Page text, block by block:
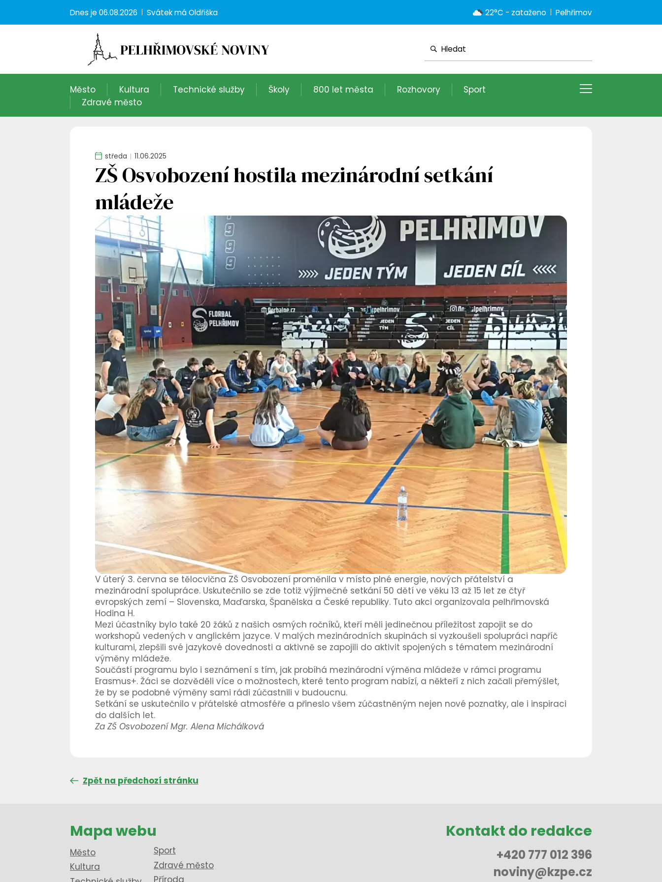
Dnes je 06.08.2026 Svátek máOldřiška 22°C - zataženo Pelhřimov
Město Kultura Technické služby Školy 800 let města Rozhovory
Sport
Zdravé město
středa 11.06.2025
ZŠ Osvobození hostila mezinárodní setkání
mládeže
V úterý 3. června se tělocvična ZŠ Osvobození proměnila v místo plné energie, nových přátelství a
mezinárodní spolupráce. Uskutečnilo se zde totiž výjimečné setkání 50 dětí ve věku 13 až 15 let ze čtyř
evropských zemí – Slovenska, Maďarska, Španělska a České republiky. Tuto akci organizovala pelhřimovská
Hodina H.
Mezi účastníky bylo také 20 žáků z našich osmých ročníků, kteří měli jedinečnou příležitost zapojit se do
workshopů vedených v anglickém jazyce. V malých mezinárodních skupinách si vyzkoušeli spolupráci napříč
kulturami, zlepšili své jazykové dovednosti a aktivně se zapojili do aktivit spojených s tématem mezinárodní
výměny mládeže.
Součástí programu bylo i seznámení s tím, jak probíhá mezinárodní výměna mládeže v rámci programu
Erasmus+. Žáci se dozvěděli více o možnostech, které tento program nabízí, a někteří z nich začali přemýšlet,
že by se podobné výměny sami rádi zúčastnili v budoucnu.
Setkání se uskutečnilo v přátelské atmosféře a přineslo všem zúčastněným nejen nové poznatky, ale i inspiraci
do dalších let.
Za ZŠ Osvobození Mgr. Alena Michálková
Zpět na předchozí stránku
Mapa webu
Město
Kultura
Sport
Zdravé město
Kontakt do redakce
+420 777 012 396
noviny@kzpe.cz